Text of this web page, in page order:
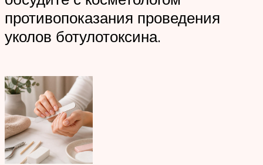
противопоказания проведения
уколов ботулотоксина.